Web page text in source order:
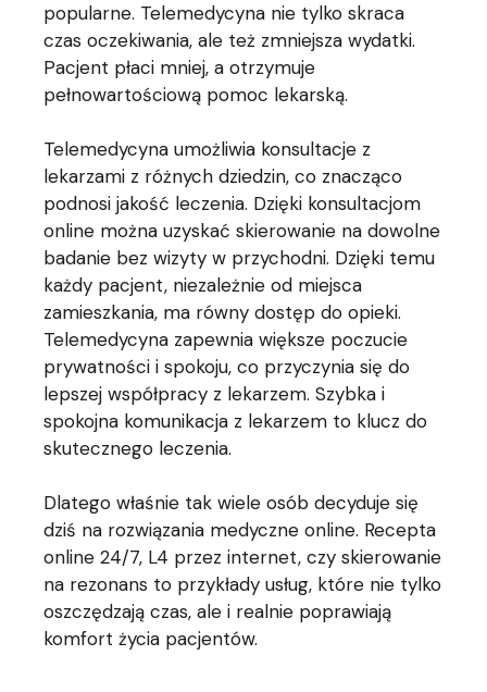
popularne. Telemedycyna nie tylko skraca
czas oczekiwania, ale też zmniejsza wydatki.
Pacjent płaci mniej, a otrzymuje
pełnowartościową pomoc lekarską.
Telemedycyna umożliwia konsultacje z
lekarzami z różnych dziedzin, co znacząco
podnosi jakość leczenia. Dzięki konsultacjom
online można uzyskać skierowanie na dowolne
badanie bez wizyty w przychodni. Dzięki temu
każdy pacjent, niezależnie od miejsca
zamieszkania, ma równy dostęp do opieki.
Telemedycyna zapewnia większe poczucie
prywatności i spokoju, co przyczynia się do
lepszej współpracy z lekarzem. Szybka i
spokojna komunikacja z lekarzem to klucz do
skutecznego leczenia.
Dlatego właśnie tak wiele osób decyduje się
dziś na rozwiązania medyczne online. Recepta
online 24/7, L4 przez internet, czy skierowanie
na rezonans to przykłady usług, które nie tylko
oszczędzają czas, ale i realnie poprawiają
komfort życia pacjentów.